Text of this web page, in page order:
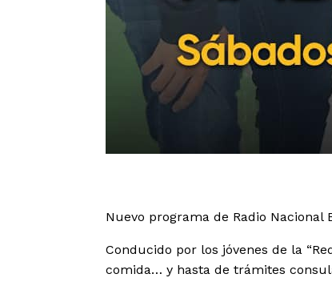
Nuevo programa de Radio Nacional
Conducido por los jóvenes de la
comida… y hasta de trámites
Difusión
Contacto